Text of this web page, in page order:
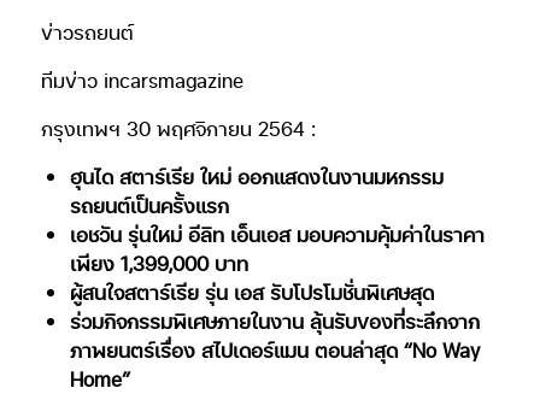
ข่าวรถยนต์
ทีมข่าว incarsmagazine
กรุงเทพฯ 30 พฤศจิกายน 2564 :
ฮุนได สตาร์เรีย ใหม่ ออกแสดงในงานมหกรรม
รถยนต์เป็นครั้งแรก
เอชวัน รุ่นใหม่ อีลิท เอ็นเอส มอบความคุ้มค่าในราคา
เพียง 1,399,000 บาท
ผู้สนใจสตาร์เรีย รุ่น เอส รับโปรโมชั่นพิเศษสุด
ร่วมกิจกรรมพิเศษภายในงาน ลุ้นรับของที่ระลึกจาก
ภาพยนตร์เรื่อง สไปเดอร์แมน ตอนล่าสุด “No Way
Home”